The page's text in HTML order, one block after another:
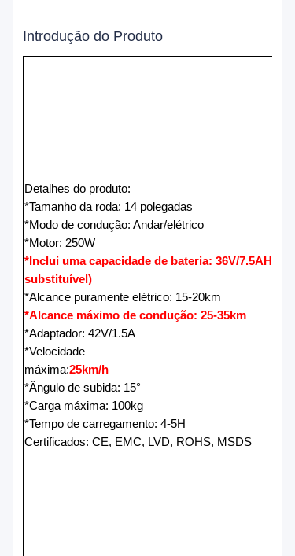
Introdução do Produto
Detalhes do produto:
*Tamanho da roda: 14 polegadas
*Modo de condução: Andar/elétrico
*Motor: 250W
*Inclui uma capacidade de bateria: 36V/7.5AH
substituível)
*Alcance puramente elétrico: 15-20km
*Alcance máximo de condução: 25-35km
*Adaptador: 42V/1.5A
*Velocidade
máxima:25km/h
*Ângulo de subida: 15°
*Carga máxima: 100kg
*Tempo de carregamento: 4-5H
Certificados: CE, EMC, LVD, ROHS, MSDS